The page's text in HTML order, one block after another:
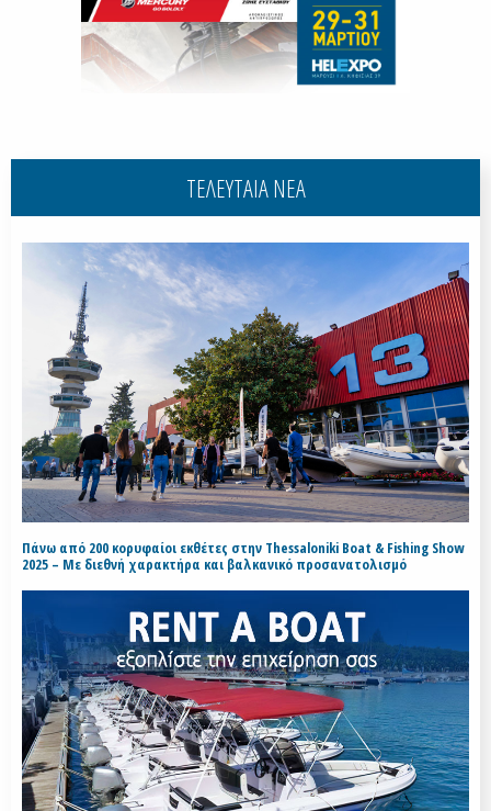
ΤΕΛΕΥΤΑΙΑ ΝΕΑ
Πάνω από 200 κορυφαίοι εκθέτες στην Thessaloniki Boat & Fishing Show
2025 – Με διεθνή χαρακτήρα και βαλκανικό προσανατολισμό